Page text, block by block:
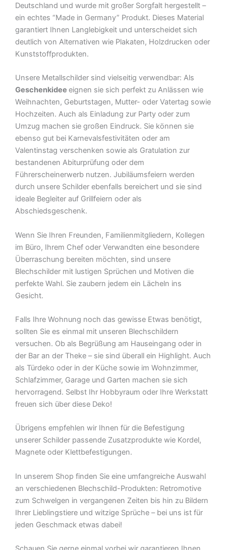
Deutschland und wurde mit großer Sorgfalt hergestellt –
ein echtes “Made in Germany” Produkt. Dieses Material
garantiert Ihnen Langlebigkeit und unterscheidet sich
deutlich von Alternativen wie Plakaten, Holzdrucken oder
Kunststoffprodukten.
Unsere Metallschilder sind vielseitig verwendbar: Als
Geschenkidee eignen sie sich perfekt zu Anlässen wie
Weihnachten, Geburtstagen, Mutter- oder Vatertag sowie
Hochzeiten. Auch als Einladung zur Party oder zum
Umzug machen sie großen Eindruck. Sie können sie
ebenso gut bei Karnevalsfestivitäten oder am
Valentinstag verschenken sowie als Gratulation zur
bestandenen Abiturprüfung oder dem
Führerscheinerwerb nutzen. Jubiläumsfeiern werden
durch unsere Schilder ebenfalls bereichert und sie sind
ideale Begleiter auf Grillfeiern oder als
Abschiedsgeschenk.
Wenn Sie Ihren Freunden, Familienmitgliedern, Kollegen
im Büro, Ihrem Chef oder Verwandten eine besondere
Überraschung bereiten möchten, sind unsere
Blechschilder mit lustigen Sprüchen und Motiven die
perfekte Wahl. Sie zaubern jedem ein Lächeln ins
Gesicht.
Falls Ihre Wohnung noch das gewisse Etwas benötigt,
sollten Sie es einmal mit unseren Blechschildern
versuchen. Ob als Begrüßung am Hauseingang oder in
der Bar an der Theke – sie sind überall ein Highlight. Auch
als Türdeko oder in der Küche sowie im Wohnzimmer,
Schlafzimmer, Garage und Garten machen sie sich
hervorragend. Selbst Ihr Hobbyraum oder Ihre Werkstatt
freuen sich über diese Deko!
Übrigens empfehlen wir Ihnen für die Befestigung
unserer Schilder passende Zusatzprodukte wie Kordel,
Magnete oder Klettbefestigungen.
In unserem Shop finden Sie eine umfangreiche Auswahl
an verschiedenen Blechschild-Produkten: Retromotive
zum Schwelgen in vergangenen Zeiten bis hin zu Bildern
Ihrer Lieblingstiere und witzige Sprüche – bei uns ist für
jeden Geschmack etwas dabei!